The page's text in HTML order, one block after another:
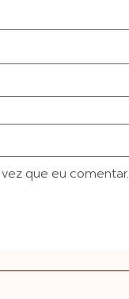
que eu comentar.